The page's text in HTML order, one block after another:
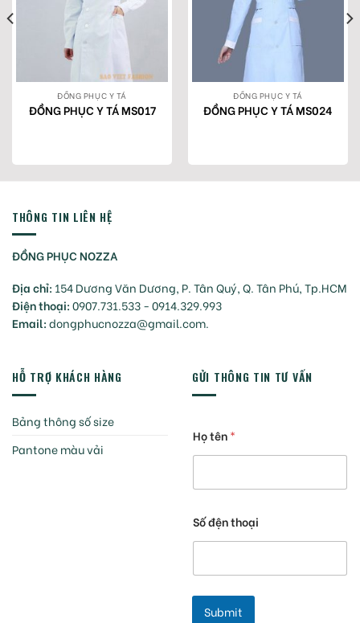
ĐỒNG PHỤC Y TÁ
ĐỒNG PHỤC Y TÁ MS017
ĐỒNG PHỤC Y TÁ
ĐỒNG PHỤC Y TÁ MS024
THÔNG TIN LIÊN HỆ
ĐỒNG PHỤC NOZZA
Địa chỉ: 154 Dương Văn Dương, P. Tân Quý, Q. Tân Phú, Tp.HCM
Điện thoại:0907.731.533 - 0914.329.993
Email:dongphucnozza@gmail.com.
HỖ TRỢ KHÁCH HÀNG
Bảng thông số size
Pantone màu vải
GỬI THÔNG TIN TƯ VẤN
Họ tên*
Số đện thoại
Submit